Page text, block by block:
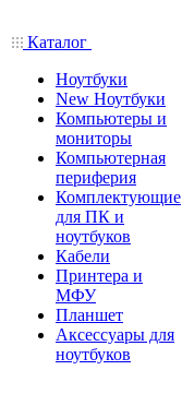
Каталог
Ноутбуки
New Ноутбуки
Компьютеры и
мониторы
Компьютерная
периферия
Комплектующие
для ПК и
ноутбуков
Кабели
Принтера и
МФУ
Планшет
Аксессуары для
ноутбуков